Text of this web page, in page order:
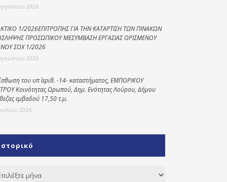
2026
1/2026ΕΠΙΤΡΟΠΗΣ ΓΙΑ ΤΗΝ ΚΑΤΑΡΤΙΣΗ ΤΩΝ ΠΙΝΑΚΩΝ
ΠΡΟΣΩΠΙΚΟΥ ΜΕΣΥΜΒΑΣΗ ΕΡΓΑΣΙΑΣ ΟΡΙΣΜΕΝΟΥ
ΣΟΧ 1/2026
2026
του υπ΄ αριθ. -14- καταστήματος, ΕΜΠΟΡΙΚΟΥ
Κοινότητας Ωρωπού, Δημ. Ενότητας Λούρου, Δήμου
εμβαδού 17,50 τ.μ.
2026